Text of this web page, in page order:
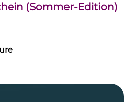
(Sommer-Edition)